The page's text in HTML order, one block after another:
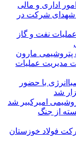
اداری و مالی
شهدای شرکت در
نفت و گاز
پتروشیمی مارون
مدیریت عملیات
با حضور
شد
امیرکبیر شد
از جنگ
فولاد خوزستان